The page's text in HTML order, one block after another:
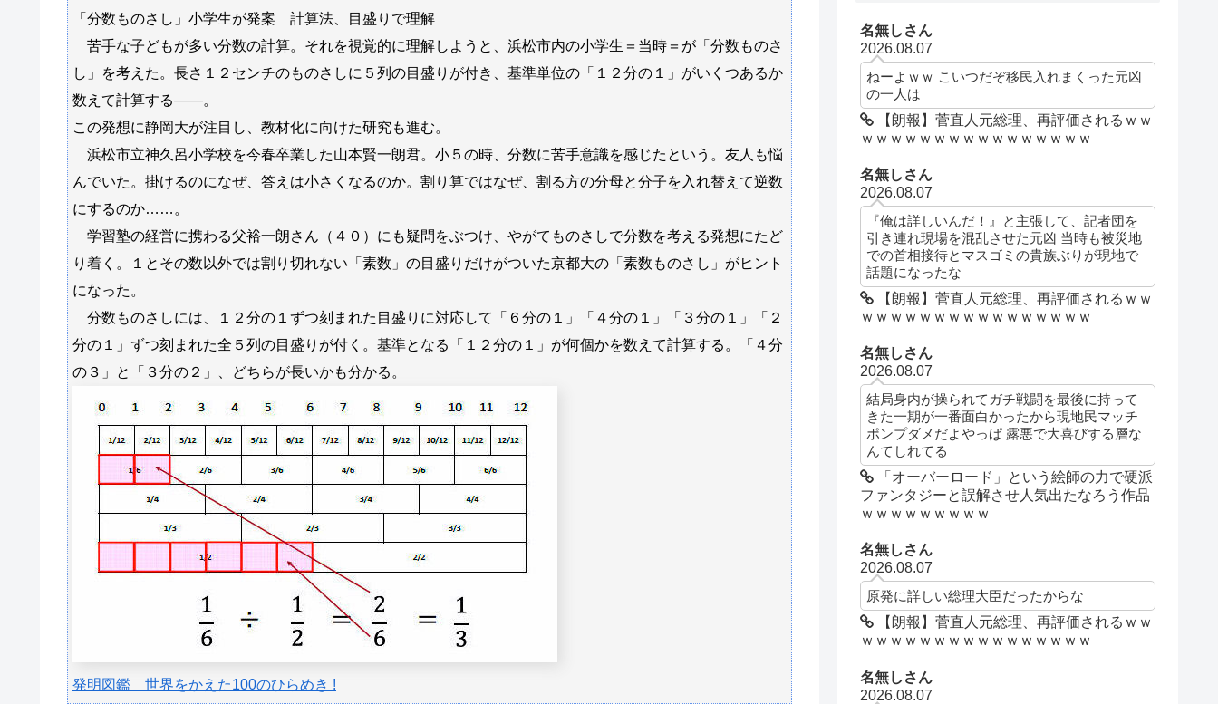
「分数ものさし」小学生が発案 計算法、目盛りで理解
苦手な子どもが多い分数の計算。それを視覚的に理解しようと、浜松市内の小学生＝当時＝が「分数ものさ
し」を考えた。長さ１２センチのものさしに５列の目盛りが付き、基準単位の「１２分の１」がいくつあるか
数えて計算する――。
この発想に静岡大が注目し、教材化に向けた研究も進む。
浜松市立神久呂小学校を今春卒業した山本賢一朗君。小５の時、分数に苦手意識を感じたという。友人も悩
んでいた。掛けるのになぜ、答えは小さくなるのか。割り算ではなぜ、割る方の分母と分子を入れ替えて逆数
にするのか……。
学習塾の経営に携わる父裕一朗さん（４０）にも疑問をぶつけ、やがてものさしで分数を考える発想にたど
り着く。１とその数以外では割り切れない「素数」の目盛りだけがついた京都大の「素数ものさし」がヒント
になった。
分数ものさしには、１２分の１ずつ刻まれた目盛りに対応して「６分の１」「４分の１」「３分の１」「２
分の１」ずつ刻まれた全５列の目盛りが付く。基準となる「１２分の１」が何個かを数えて計算する。「４分
の３」と「３分の２」、どちらが長いかも分かる。
発明図鑑 世界をかえた100のひらめき !
名無しさん
2026.08.07
ねーよｗｗ こいつだぞ移民入れまくった元凶
の一人は
【朗報】菅直人元総理、再評価されるｗｗ
ｗｗｗｗｗｗｗｗｗｗｗｗｗｗｗｗ
名無しさん
2026.08.07
『俺は詳しいんだ！』と主張して、記者団を
引き連れ現場を混乱させた元凶 当時も被災地
での首相接待とマスゴミの貴族ぶりが現地で
話題になったな
【朗報】菅直人元総理、再評価されるｗｗ
ｗｗｗｗｗｗｗｗｗｗｗｗｗｗｗｗ
名無しさん
2026.08.07
結局身内が操られてガチ戦闘を最後に持って
きた一期が一番面白かったから現地民マッチ
ポンプダメだよやっぱ 露悪で大喜びする層な
んてしれてる
「オーバーロード」という絵師の力で硬派
ファンタジーと誤解させ人気出たなろう作品
ｗｗｗｗｗｗｗｗｗ
名無しさん
2026.08.07
原発に詳しい総理大臣だったからな
【朗報】菅直人元総理、再評価されるｗｗ
ｗｗｗｗｗｗｗｗｗｗｗｗｗｗｗｗ
名無しさん
2026.08.07